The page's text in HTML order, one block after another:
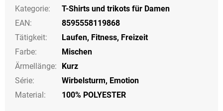
Kategorie:
T-Shirts und trikots für Damen
EAN:
8595558119868
Tätigkeit: Laufen, Fitness, Freizeit
Farbe:
Mischen
Ärmellänge:
Kurz
Série:
Wirbelsturm, Emotion
Material:
100% POLYESTER